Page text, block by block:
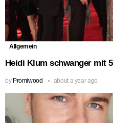
Allgemein
Heidi Klum schwanger mit
by Promiwood about a year ago